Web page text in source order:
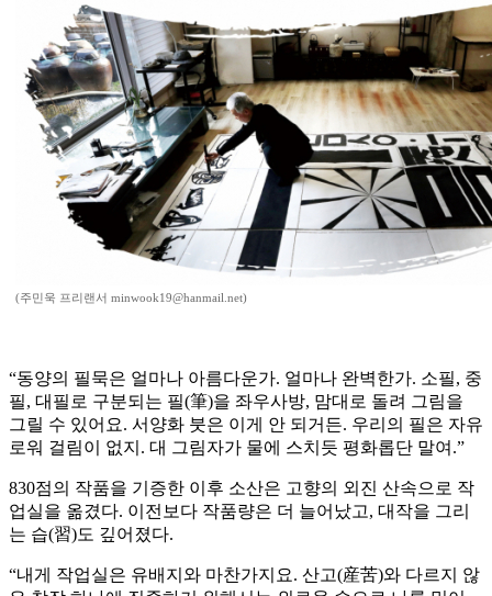
(주민욱 프리랜서 minwook19@hanmail.net)
“동양의 필묵은 얼마나 아름다운가. 얼마나 완벽한가. 소필, 중
필, 대필로 구분되는 필(筆)을 좌우사방, 맘대로 돌려 그림을
그릴 수 있어요. 서양화 붓은 이게 안 되거든. 우리의 필은 자유
로워 걸림이 없지. 대 그림자가 물에 스치듯 평화롭단 말여.”
830점의 작품을 기증한 이후 소산은 고향의 외진 산속으로 작
업실을 옮겼다. 이전보다 작품량은 더 늘어났고, 대작을 그리
는 습(習)도 깊어졌다.
“내게 작업실은 유배지와 마찬가지요. 산고(産苦)와 다르지 않